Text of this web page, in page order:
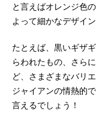
鰐間計助：鈴木崚汰
糸師冴：櫻井孝宏
蟻生十兵衛：小西克幸
時光青志：立花慎之介
と言えばオレンジ色
よって細かなデザイ
たとえば、黒いギザ
らわれたもの、さら
ど、さまざまなバリ
ジャイアンの情熱的
言えるでしょう！